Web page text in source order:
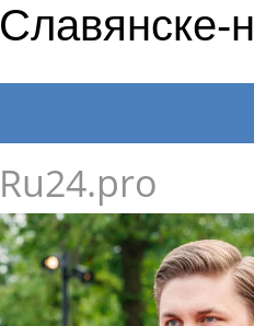
Славянске-
Ru24.pro